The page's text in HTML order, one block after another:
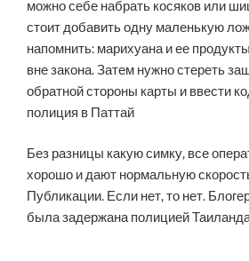
можно себе набрать косяков или
стоит добавить одну маленькую
напомнить: марихуана и ее
вне закона. Затем нужно стереть
обратной стороны карты и ввести
полиция в Паттай
Без разницы какую симку, все
хорошо и дают нормальную
Публикации. Если нет, то нет.
была задержана полицией